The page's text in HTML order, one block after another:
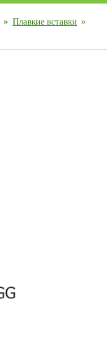
» Плавкие вставки »